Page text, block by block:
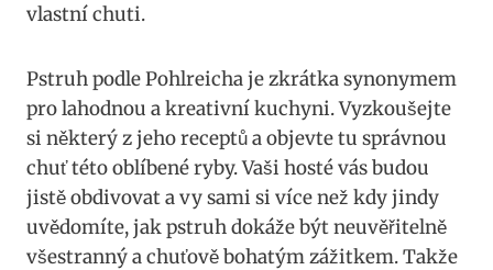
vlastní chuti.
Pstruh ⁤podle Pohlreicha je zkrátka synonymem⁢
pro lahodnou a kreativní‌ kuchyni. Vyzkoušejte
si některý z jeho receptů a ⁣objevte tu ⁣správnou
chuť této oblíbené ryby. Vaši hosté vás budou​
jistě obdivovat ‍a vy ‍sami si ⁣více ‍než kdy jindy
uvědomíte, jak‍ pstruh dokáže být neuvěřitelně
všestranný a chuťově bohatým zážitkem. Takže